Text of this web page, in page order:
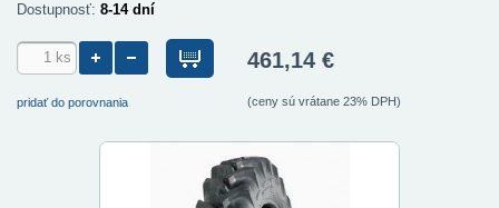
Dostupnosť: 8-14 dní
pridať do porovnania
461,14 €
(ceny sú vrátane 23% DPH)